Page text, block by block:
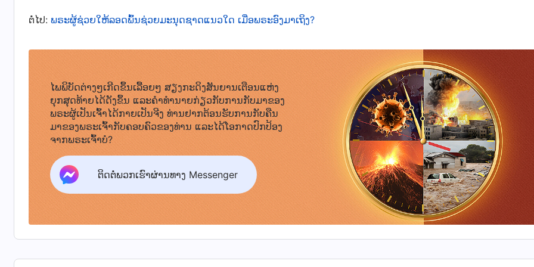
ເຮັດເມື່ອພຣະອົງກັບຄືນມາ ເຊິ່ງກຳລັງກ່າວຄວາມຈິງຫຼາຍຢ່າງເພື່ອເຮັດພາລະກິດແຫ່ງການພິພາກສາ, ນໍາພາຜູ້ຄົນເຂົ້າສູ່
ພວກເຮົາເຂົ້າສູ່ອານາຈັກຂອງພຣະອົງໃນທີ່ສຸດ ເພື່ອວ່າພວກເຮົາຈະມີຈຸດໝາຍປາຍທາງທີ່ສວຍງາມ. ນັ້ນຄືເຫດຜົນທີ່ພວກ
ເຮົາຕ້ອງຍອມຮັບພາລະກິດແຫ່ງການພິພາກສາຂອງພຣະຜູ້ເປັນເຈົ້າແທ້ໆ ເມື່ອພຣະອົງກັບຄືນມາ. ຈົນກວ່າພວກເຮົາຈະໄດ້
ຮັບຄວາມຈິງ, ພວກເຮົາບໍ່ສາມາດຖືກຊໍາລະລ້າງຈາກຄວາມເສື່ອມຊາມຢ່າງສົມບູນ ແລະ ທຳມະຊາດຄວາມຜິດບາບຂອງ
ພວກເຮົາກໍບໍ່ສາມາດໄດ້ຮັບການແກ້ໄຂໄດ້. ນັ້ນຄືວິທີດຽວທີ່ຈະໂຍນຖິ້ມຄວາມຜິດບາບ ແລະ ກາຍເປັນຄົນບໍລິສຸດ ແລະ ຄູ່
ຄວນເຂົ້າສູ່ອານາຈັກຂອງພຣະເຈົ້າ. ອຸປະນິໄສທີ່ເສື່ອມຊາມຂອງພວກເຮົາຈຳເປັນຕ້ອງຖືກຊໍາລະລ້າງ ເພື່ອແກ້ໄຂທຳມະຊາດ
ທີ່ຜິດບາບຂອງພວກເຮົາຢ່າງສົມບູນ. ພວກເຮົາຕ້ອງປະຖິ້ມອຸປະນິໄສທີ່ເສື່ອມຊາມຂອງພວກເຮົາເພື່ອທີ່ຈະເປັນອິດສະຫຼະຈາ
ກອງກຳລັງຂອງຊາຕານ ແລະ ຍອມອ່ອນນ້ອມຕໍ່ພຣະເຈົ້າ ແລະ ປະຕິບັດຕາມຄວາມປະສົງຂອງພຣະອົງ. ຖ້າບໍ່ດັ່ງນັ້ນ, ພວກ
ເຮົາຈະບໍ່ມີສິດເຂົ້າສູ່ອານາຈັກ. ສະນັ້ນ ພວກເຮົາສາມາດໝັ້ນໃຈເລີຍວ່າມີພຽງແຕ່ຄົນທີ່ຖືກຊໍາລະລ້າງຜ່ານການພິພາກສາ
ແລະ ການຂ້ຽນຕີຂອງພຣະເຈົ້າໃນຍຸກສຸດທ້າຍເທົ່ານັ້ນ ສາມາດກາຍມາເປັນຄົນທີ່ປະຕິບັດຕາມຄວາມປະສົງຂອງພຣະເຈົ້າ.
ຕໍ່ໄປ: ພຣະຜູ້ຊ່ວຍໃຫ້ລອດພົ້ນຊ່ວຍມະນຸດຊາດແນວໃດ ເມື່ອພຣະອົງມາເຖິງ?
ໄພພິບັດຕ່າງໆເກີດຂຶ້ນເລື້ອຍໆ ສຽງກະດິງສັນຍານເຕືອນແຫ່ງ
ຍຸກສຸດທ້າຍໄດ້ດັງຂຶ້ນ ແລະຄໍາທໍານາຍກ່ຽວກັບການກັບມາຂອງ
ພຣະຜູ້ເປັນເຈົ້າໄດ້ກາຍເປັນຈີງ ທ່ານຢາກຕ້ອນຮັບການກັບຄືນ
ມາຂອງພຣະເຈົ້າກັບຄອບຄົວຂອງທ່ານ ແລະໄດ້ໂອກາດປົກປ້ອງ
ຈາກພຣະເຈົ້າບໍ?
ຕິດຕໍ່ພວກເຮົາຜ່ານທາງ Messenger